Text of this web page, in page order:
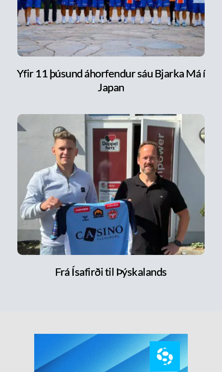
Yfir 11 þúsund áhorfendur sáu Bjarka Má í
Japan
Frá Ísafirði til Þýskalands